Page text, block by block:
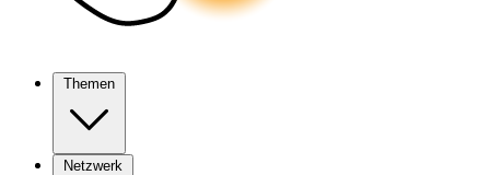
Themen
Netzwerk